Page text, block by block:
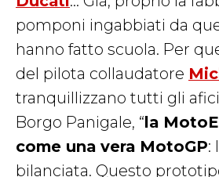
pomponi ingabbiati da
hanno fatto scuola. Per
del pilota collaudatore
tranquillizzano tutti gli
Borgo Panigale, “la
come una vera MotoGP:
bilanciata. Questo